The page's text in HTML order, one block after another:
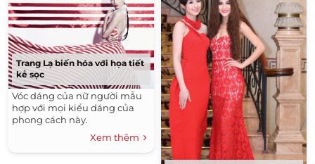
Trang Lạ biến hóa với họa tiết
kẻ sọc
Vóc dáng của nữ người mẫu
hợp với mọi kiểu dáng của
phong cách này.
Xem thêm